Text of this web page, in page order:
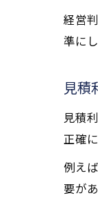
経営
準に
見積
見積
正確
例え
要が